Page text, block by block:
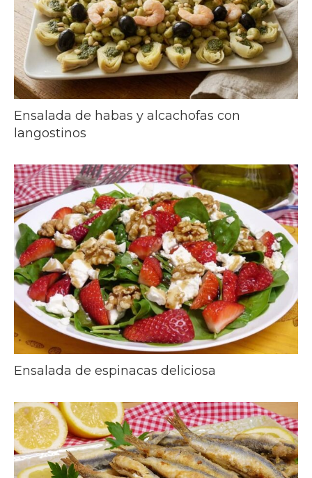
Ensalada de habas y alcachofas con
langostinos
Ensalada de espinacas deliciosa